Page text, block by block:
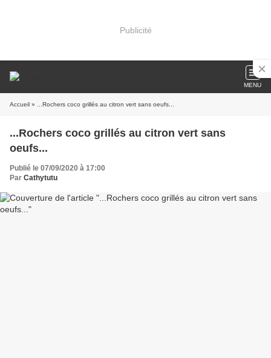
Publicité
MENU
Accueil » ...Rochers coco grillés au citron vert sans oeufs...
...Rochers coco grillés au citron vert sans
oeufs...
Publié le 07/09/2020 à 17:00
Par Cathytutu